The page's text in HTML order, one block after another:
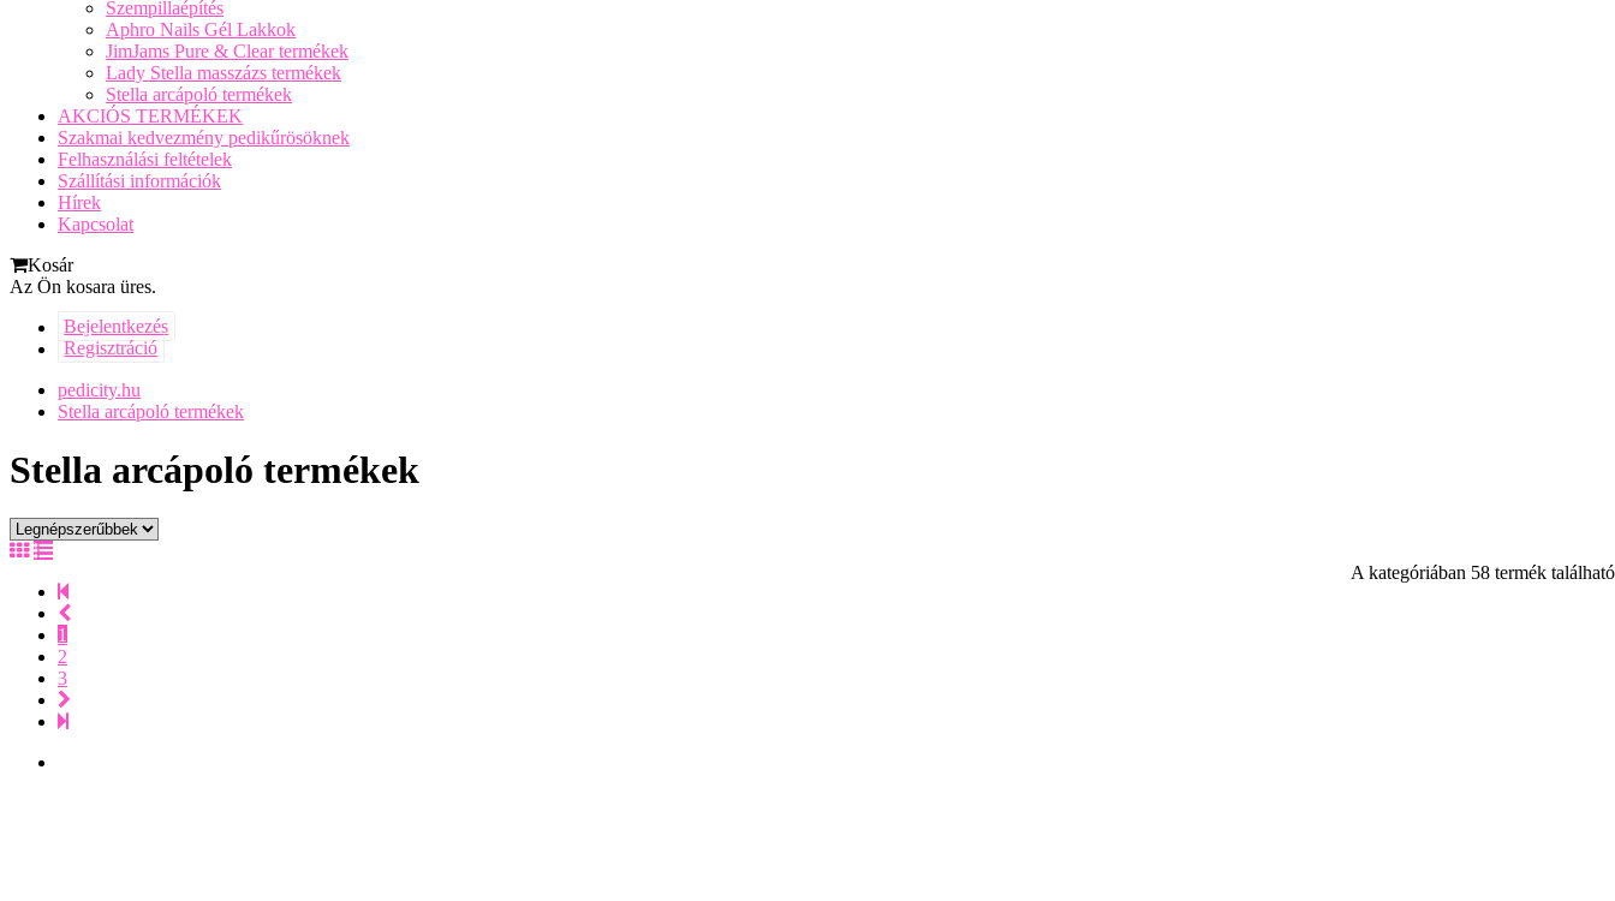
Szempillaépítés
Aphro Nails Gél Lakkok
JimJams Pure & Clear termékek
Lady Stella masszázs termékek
Stella arcápoló termékek
AKCIÓS TERMÉKEK
Szakmai kedvezmény pedikűrösöknek
Felhasználási feltételek
Szállítási információk
Hírek
Kapcsolat
Kosár
Az Ön kosara üres.
Bejelentkezés
Regisztráció
pedicity.hu
Stella arcápoló termékek
Stella arcápoló termékek
A kategóriában 58 termék
1
2
3